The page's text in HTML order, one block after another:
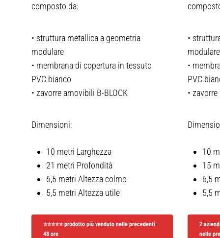
composto da:
• struttura metallica a geometria
modulare
• membrana di copertura in tessuto
PVC bianco
• zavorre amovibili B-BLOCK
Dimensioni:
10 metri Larghezza
21 metri Profondità
6,5 metri Altezza colmo
5,5 metri Altezza utile
⭐⭐⭐⭐⭐ prodotto più venduto nelle precedenti
48 ore
•
modulare
•
PVC
•
10
15
6,5
5,5
2
nelle